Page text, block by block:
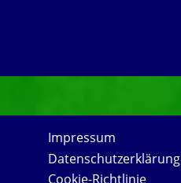
Impressum
Datenschutzerklärung
Cookie-Richtlinie